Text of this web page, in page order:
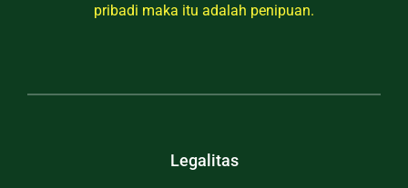
pribadi maka itu adalah penipuan.
Legalitas